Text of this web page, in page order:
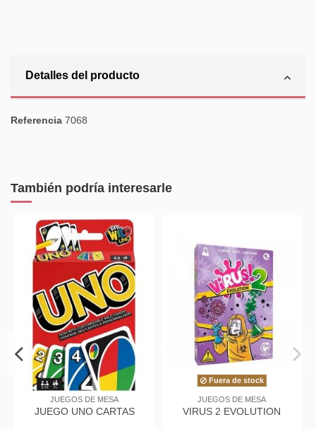
Detalles del producto
Referencia 7068
También podría interesarle
JUEGOS DE MESA
JUEGO UNO CARTAS
Fuera de stock
JUEGOS DE MESA
VIRUS 2 EVOLUTION